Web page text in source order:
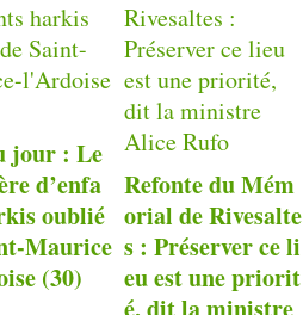
jour : Le
d’enfa
oublié
Maurice
(30)
Refonte du Mém
orial de Rivesalte
s : Préserver ce li
eu est une priorit
é, dit la ministre